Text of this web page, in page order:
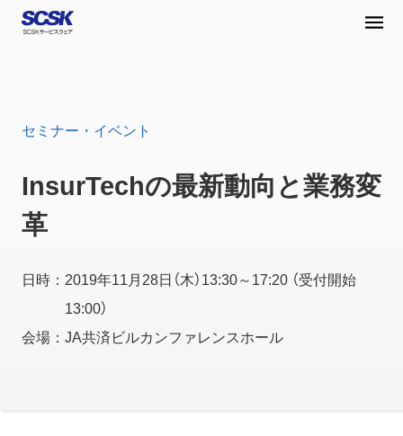
セミナー・イベント
InsurTechの最新動向と業務変
革
日時：2019年11月28日（木）13:30～17:20 （受付開始
13:00）
会場：JA共済ビルカンファレンスホール